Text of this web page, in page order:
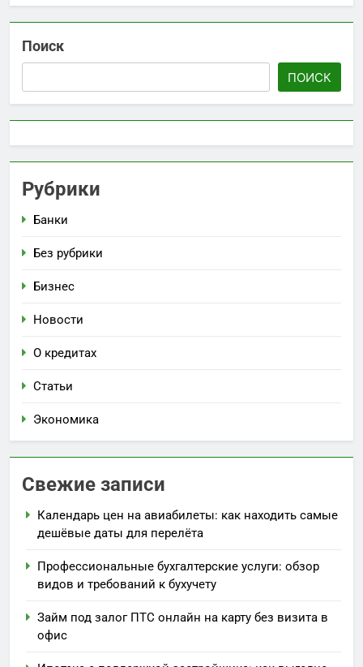
Поиск
ПОИСК
Рубрики
Банки
Без рубрики
Бизнес
Новости
О кредитах
Статьи
Экономика
Свежие записи
Календарь цен на авиабилеты: как находить самые
дешёвые даты для перелёта
Профессиональные бухгалтерские услуги: обзор
видов и требований к бухучету
Займ под залог ПТС онлайн на карту без визита в
офис